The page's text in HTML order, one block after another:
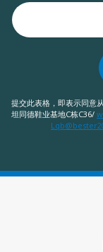
提交此表格，即表示同意
坦同德鞋业基地C栋C36/